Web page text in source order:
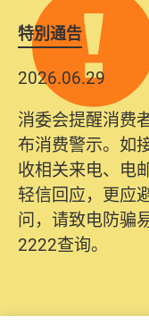
特別通告
2026.06.29
消委会提醒消费
布消费警示。如
收相关来电、电
轻信回应，更应
问，请致电防骗
2222查询。